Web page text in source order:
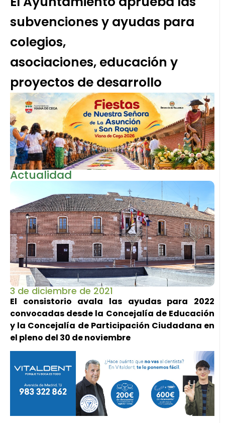
subvenciones y ayudas para
colegios,
asociaciones, educación y
proyectos de desarrollo
Actualidad
3 de diciembre de 2021
El consistorio avala las ayudas para 2022
convocadas desde la Concejalía de Educación
y la Concejalía de Participación Ciudadana en
el pleno del 30 de noviembre